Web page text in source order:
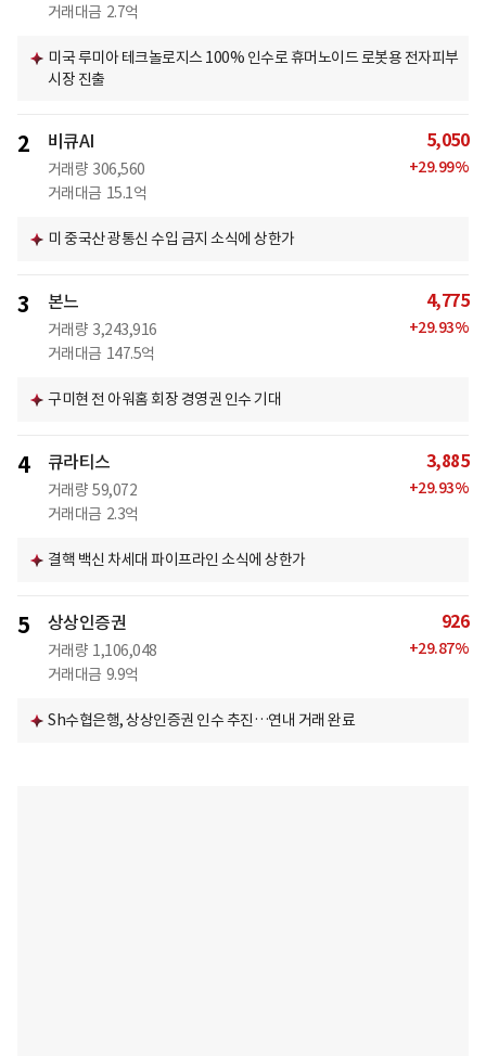
거래대금 2.7억
미국 루미아 테크놀로지스 100% 인수로 휴머노이드 로봇용 전자피부
시장 진출
2 비큐AI
거래량 306,560
거래대금 15.1억
5,050
+29.99%
미 중국산 광통신 수입 금지 소식에 상한가
3 본느
거래량 3,243,916
거래대금 147.5억
4,775
+29.93%
구미현 전 아워홈 회장 경영권 인수 기대
4 큐라티스
거래량 59,072
거래대금 2.3억
3,885
+29.93%
결핵 백신 차세대 파이프라인 소식에 상한가
5 상상인증권
거래량 1,106,048
거래대금 9.9억
926
+29.87%
Sh수협은행, 상상인증권 인수 추진…연내 거래 완료